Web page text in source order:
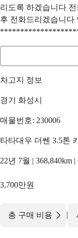
리도록 하겠습니다
후 전화드리겠습니다
차고지 정보
경기 화성시
매물번호: 230006
타타대우 더쎈 3.5톤
22년 7월 | 368,840km |
3,700만원
총 구매 비용 |